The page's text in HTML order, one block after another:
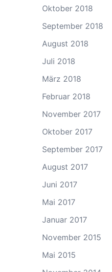
Oktober 2018
September 2018
August 2018
Juli 2018
März 2018
Februar 2018
November 2017
Oktober 2017
September 2017
August 2017
Juni 2017
Mai 2017
Januar 2017
November 2015
Mai 2015